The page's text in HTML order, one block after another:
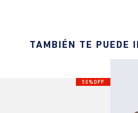
TAMBIÉN TE PUEDE
50%OFF